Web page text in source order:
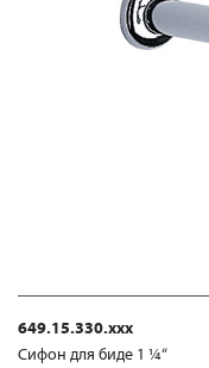
649.15.330.xxx
Сифон для биде 1 ¼“